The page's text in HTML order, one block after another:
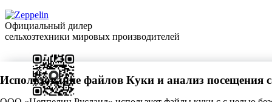
Официальный дилер
сельхозтехники мировых производителей
Использование файлов Куки и анализ посещения